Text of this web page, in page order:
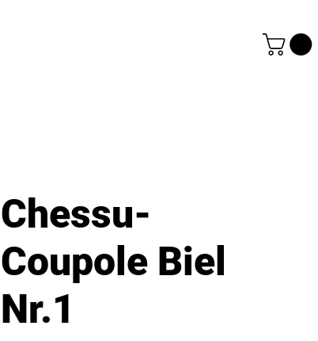
Chessu-
Coupole Biel
Nr.1